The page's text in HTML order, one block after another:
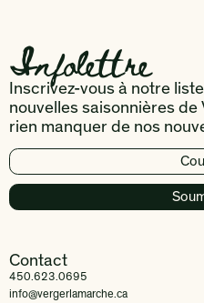
Infolettre
Inscrivez-vous à notre
nouvelles saisonnières
rien manquer de nos
Contact
450.623.0695
info@vergerlamarche.ca